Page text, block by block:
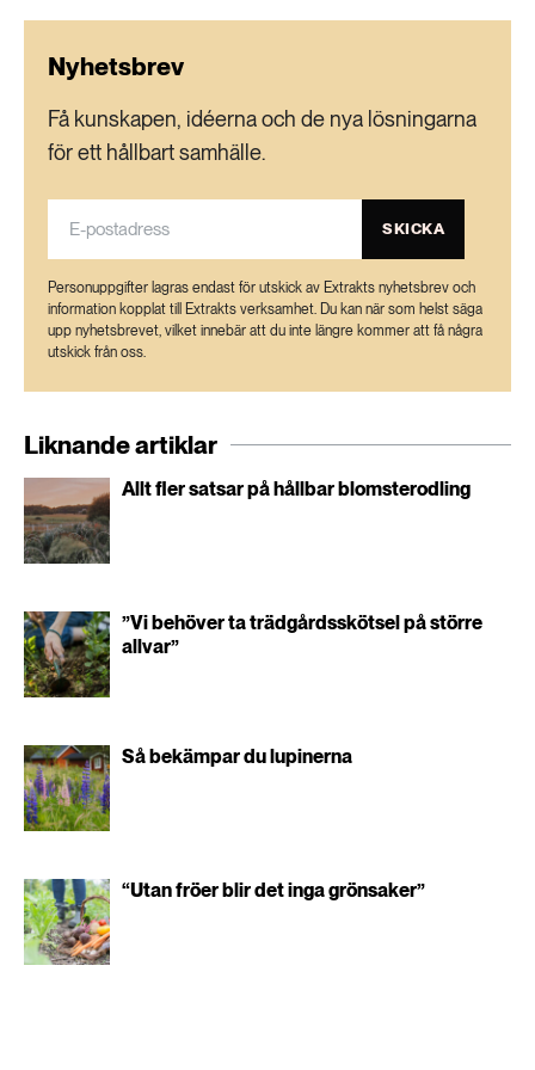
indikatorvärden som fått stor användning bland
annat inom miljöövervakningen.
Ecological indicator and traits values for
Swedish vascular plants
Nyhetsbrev
Få kunskapen, idéerna och de nya lösningarna
för ett hållbart samhälle.
SKICKA
Personuppgifter lagras endast för utskick av Extrakts nyhetsbrev och
information kopplat till Extrakts verksamhet. Du kan när som helst säga
upp nyhetsbrevet, vilket innebär att du inte längre kommer att få några
utskick från oss.
Liknande artiklar
Allt fler satsar på hållbar blomsterodling
”Vi behöver ta trädgårdsskötsel på större
allvar”
Så bekämpar du lupinerna
“Utan fröer blir det inga grönsaker”